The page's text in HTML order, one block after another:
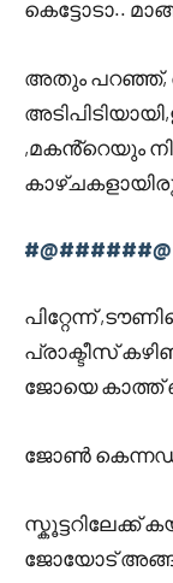
കെട്ടോടാ..
അതും പറഞ്ഞ്,
,മകൻ്റെയും
#@######@
പിറ്റേന്ന്
പ്രാക്ടീസ്
ജോയെ കാത്ത്
ജോൺ
ജോയോട്